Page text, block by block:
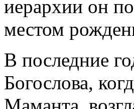
иерархии он
местом
В последние
Богослова,